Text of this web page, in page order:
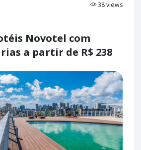
38 views
Novotel com
a partir de R$ 238